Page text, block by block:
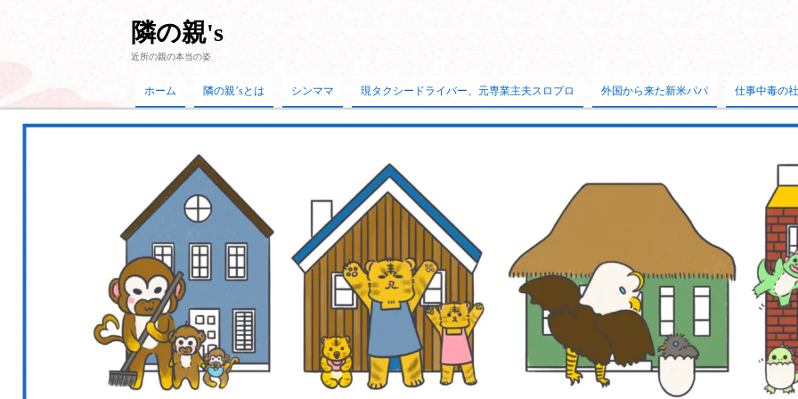
隣の親's
近所の親の本当の姿
ホーム 隣の親’sとは シンママ 現タクシードライバー、元専業主夫スロプロ 外国から来た新米パパ 仕事中毒の